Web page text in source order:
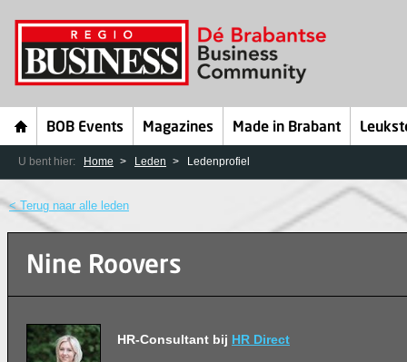
BOB Events Magazines Made in Brabant
U bent hier: Home Leden Ledenprofiel
< Terug naar alle leden
Nine Roovers
HR-Consultant bij HR Direct